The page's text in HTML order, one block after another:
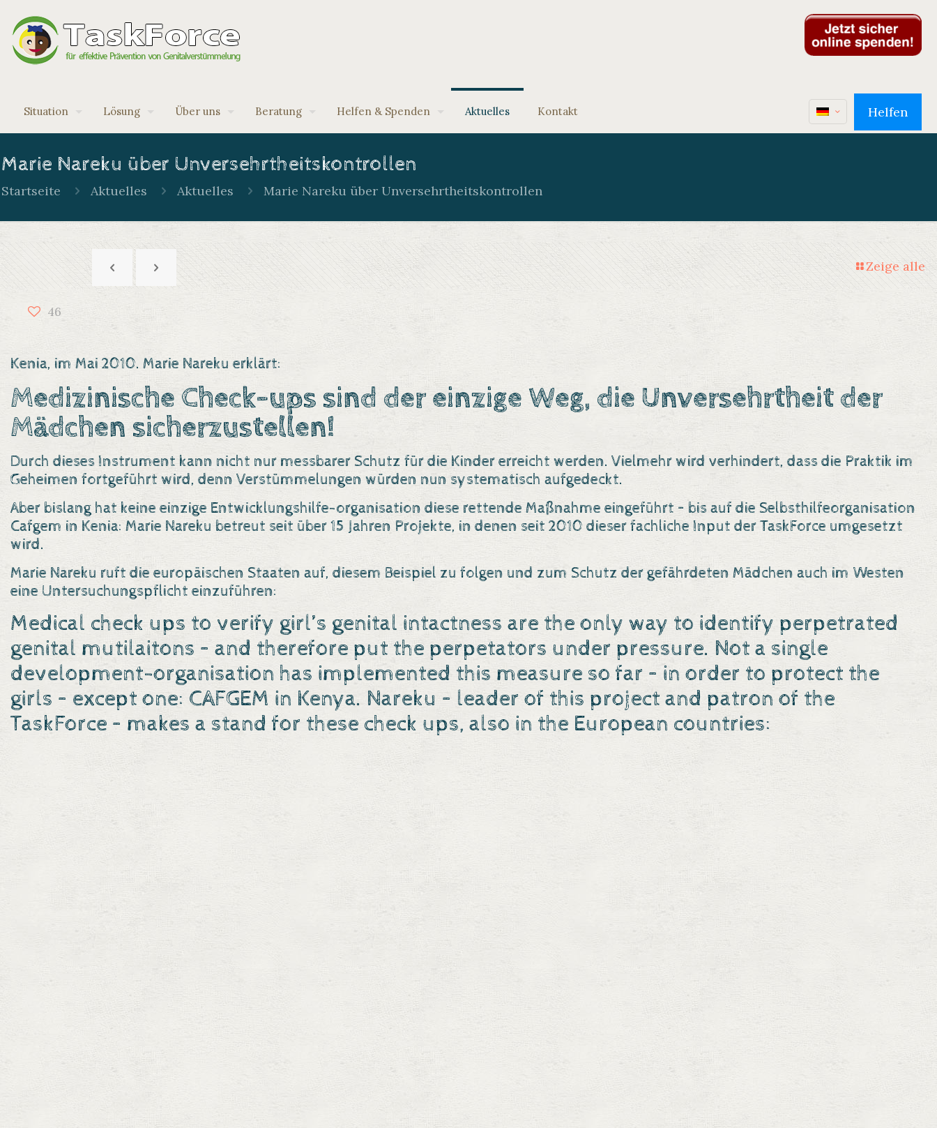
Situation Lösung Über uns Beratung Helfen & Spenden Aktuelles Kontakt Helfen
Marie Nareku über Unversehrtheitskontrollen
Startseite Aktuelles Aktuelles Marie Nareku über Unversehrtheitskontrollen
Zeige alle
46
Kenia, im Mai 2010. Marie Nareku erklärt:
Medizinische Check-ups sind der einzige Weg, die Unversehrtheit der
Mädchen sicherzustellen!
Durch dieses Instrument kann nicht nur messbarer Schutz für die Kinder erreicht werden. Vielmehr wird verhindert, dass die Praktik im
Geheimen fortgeführt wird, denn Verstümmelungen würden nun systematisch aufgedeckt.
Aber bislang hat keine einzige Entwicklungshilfe-organisation diese rettende Maßnahme eingeführt – bis auf die Selbsthilfeorganisation
Cafgem in Kenia: Marie Nareku betreut seit über 15 Jahren Projekte, in denen seit 2010 dieserfachliche Input der TaskForce umgesetzt
wird.
Marie Nareku ruft die europäischen Staaten auf, diesem Beispiel zu folgen und zum Schutz der gefährdeten Mädchen auch im Westen
eine Untersuchungspflicht einzuführen:
Medical check ups to verify girl’s genital intactness are the only way to identify perpetrated
genital mutilaitons – and therefore put the perpetators under pressure. Not a single
development-organisation has implemented this measure so far – in order to protect the
girls – except one: CAFGEM in Kenya. Nareku – leader of this project and patron of the
TaskForce – makes a stand for these check ups, also in the European countries: